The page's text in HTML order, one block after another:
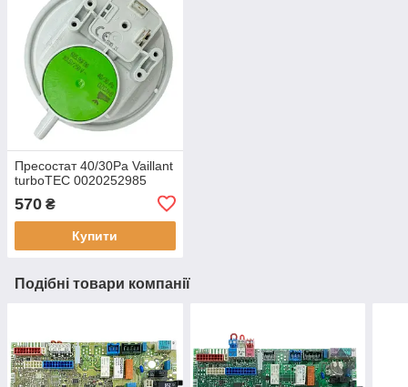
Пресостат 40/30Pa Vaillant
turboTEC 0020252985
570 ₴
Купити
Подібні товари компанії